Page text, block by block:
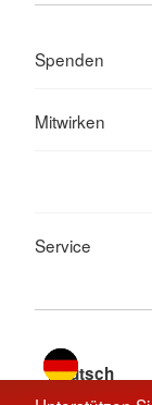
Spenden
Mitwirken
Service
Sprache